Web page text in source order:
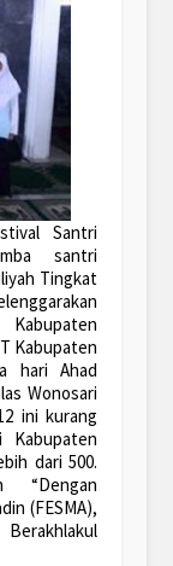
Santri
santri
Tingkat
Kabupaten
hari Ahad
Wonosari
ini kurang
dari 500.
(FESMA),